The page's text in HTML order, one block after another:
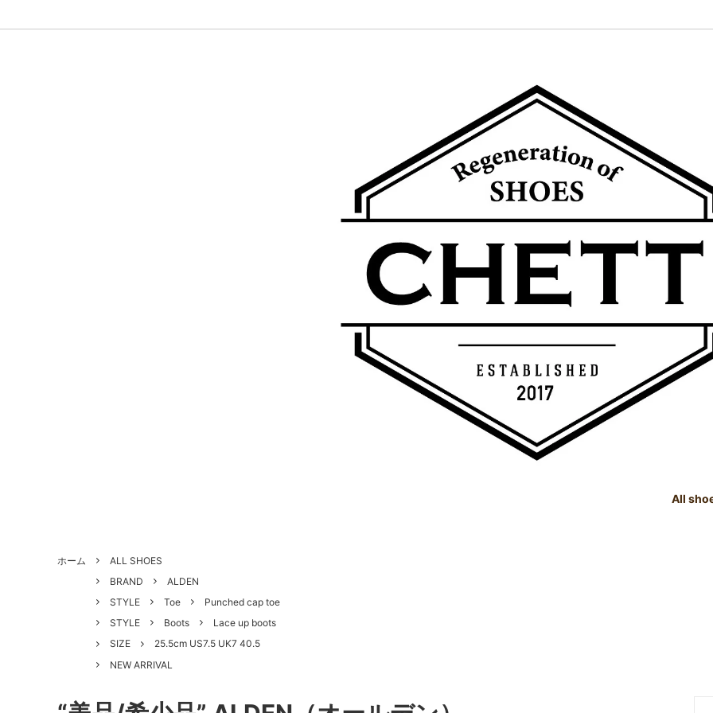
All
HANDLED PRODUCTS
NEW ARRIVAL
Style Category - スタイルカテゴリー
ホーム
ALL SHOES
BRAND
ALDEN
STYLE
Toe
Punched cap toe
STYLE
Boots
Lace up boots
SIZE
25.5cm US7.5 UK7 40.5
NEW ARRIVAL